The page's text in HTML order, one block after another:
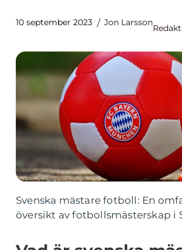
10 september 2023 Jon Larsson
Svenska mästare fotboll: En
översikt av fotbollsmästerskap i